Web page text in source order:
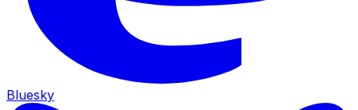
Bluesky